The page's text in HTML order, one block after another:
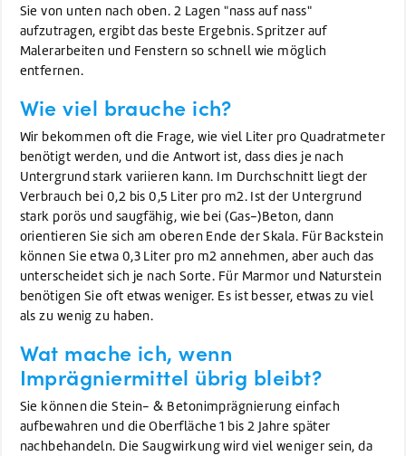
Sie von unten nach oben. 2 Lagen "nass auf nass"
aufzutragen, ergibt das beste Ergebnis. Spritzer auf
Malerarbeiten und Fenstern so schnell wie möglich
entfernen.
Wie viel brauche ich?
Wir bekommen oft die Frage, wie viel Liter pro Quadratmeter
benötigt werden, und die Antwort ist, dass dies je nach
Untergrund stark variieren kann. Im Durchschnitt liegt der
Verbrauch bei 0,2 bis 0,5 Liter pro m2. Ist der Untergrund
stark porös und saugfähig, wie bei (Gas-)Beton, dann
orientieren Sie sich am oberen Ende der Skala. Für Backstein
können Sie etwa 0,3 Liter pro m2 annehmen, aber auch das
unterscheidet sich je nach Sorte. Für Marmor und Naturstein
benötigen Sie oft etwas weniger. Es ist besser, etwas zu viel
als zu wenig zu haben.
Wat mache ich, wenn
Imprägniermittel übrig bleibt?
Sie können die Stein- & Betonimprägnierung einfach
aufbewahren und die Oberfläche 1 bis 2 Jahre später
nachbehandeln. Die Saugwirkung wird viel weniger sein, da